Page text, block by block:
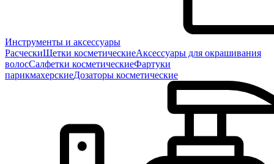
Инструменты и аксессуары
РасческиЩетки косметическиеАксессуары для окрашивания
волосСалфетки косметическиеФартуки
парикмахерскиеДозаторы косметические